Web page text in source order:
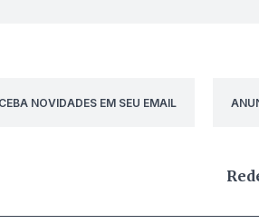
NOVIDADES EM SEU EMAIL